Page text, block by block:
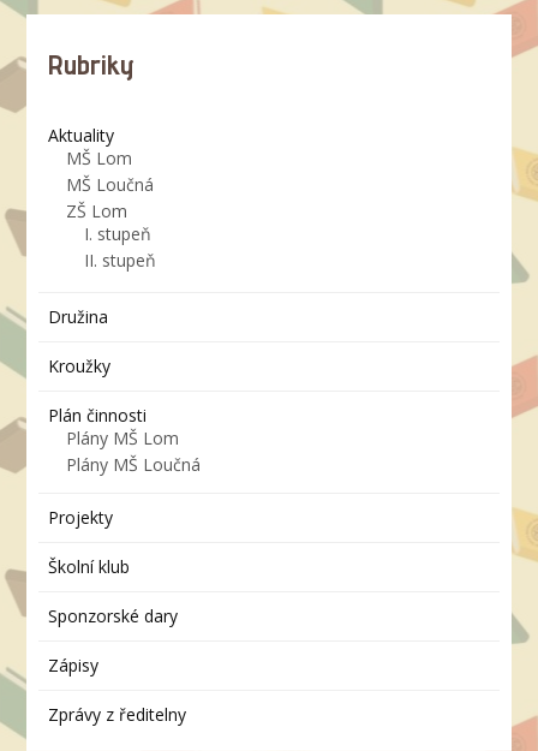
Rubriky
Aktuality
MŠ Lom
MŠ Loučná
ZŠ Lom
I. stupeň
II. stupeň
Družina
Kroužky
Plán činnosti
Plány MŠ Lom
Plány MŠ Loučná
Projekty
Školní klub
Sponzorské dary
Zápisy
Zprávy z ředitelny